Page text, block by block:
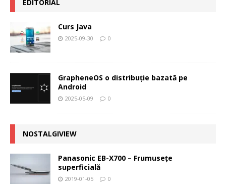
EDITORIAL
Curs Java
2025-09-30 0
GrapheneOS o distribuție bazată pe
Android
2025-05-09 0
NOSTALGIVIEW
Panasonic EB-X700 – Frumuseţe
superficială
2019-01-05 0